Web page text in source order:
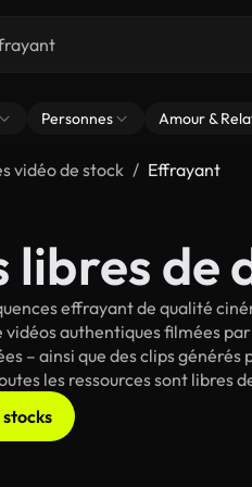
Personnes Amour &
vidéo de stock Effrayant
libres
effrayant de qualité
authentiques filmées
– ainsi que des clips
les ressources sont libres
stocks